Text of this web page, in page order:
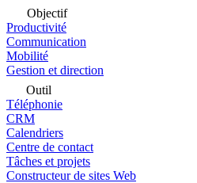
Objectif
Productivité
Communication
Mobilité
Gestion et direction
Outil
Téléphonie
CRM
Calendriers
Centre de contact
Tâches et projets
Constructeur de sites Web